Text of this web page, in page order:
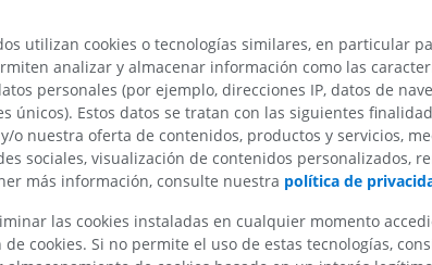
Bulbo Bulb raquídeo
¿La traducción es
REPORTAR
Referencias
This definition incorporates text from
website - Wikipedia: The free
22). FL: Wikimedia Foundation, Inc.
SUPERIOR
IRM del miembro superior
IRM
PREMIUM
IRM del hombro
MIEMBRO INFERIOR
Miembro
Ilustraciones
PREMIUM
Radiografías
utilizan cookies o tecnologías similares, en particular
analizar y almacenar información como las
personales (por ejemplo, direcciones IP, datos de
únicos). Estos datos se tratan con las siguientes
o nuestra oferta de contenidos, productos y servicios,
sociales, visualización de contenidos personalizados,
más información, consulte nuestra política de
las cookies instaladas en cualquier momento
cookies. Si no permite el uso de estas tecnologías,